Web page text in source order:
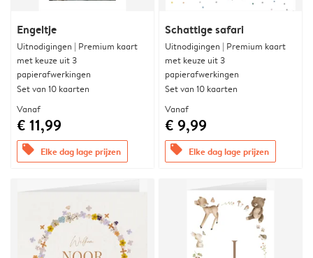
Engeltje
Uitnodigingen | Premium kaart
met keuze uit 3
papierafwerkingen
Set van 10 kaarten
Vanaf
€ 11,99
offers Elke dag lage prijzen
Schattige safari
Uitnodigingen | Premium kaart
met keuze uit 3
papierafwerkingen
Set van 10 kaarten
Vanaf
€ 9,99
offers Elke dag lage prijzen